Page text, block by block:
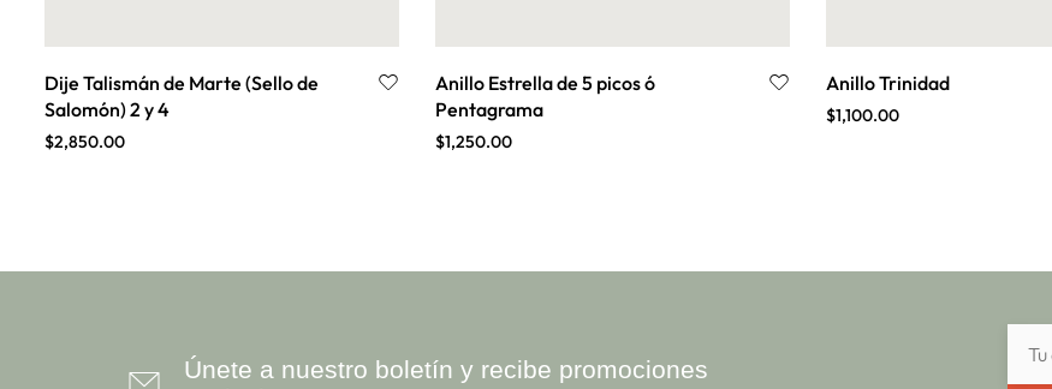
Dije Talismán de Marte (Sello de
Salomón) 2 y 4
$2,850.00
Anillo Estrella de 5 picos ó
Pentagrama
$1,250.00
Anillo Trinidad
$1,100.00
Únete a nuestro boletín y recibe promociones